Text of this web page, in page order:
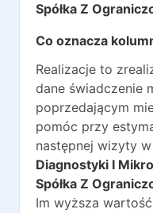
Spółka Z
Co oznacza
Realizacje to
dane świadczenie
poprzedającym
pomóc przy
następnej wizyty
Diagnostyki I
Spółka Z
Im wyższa